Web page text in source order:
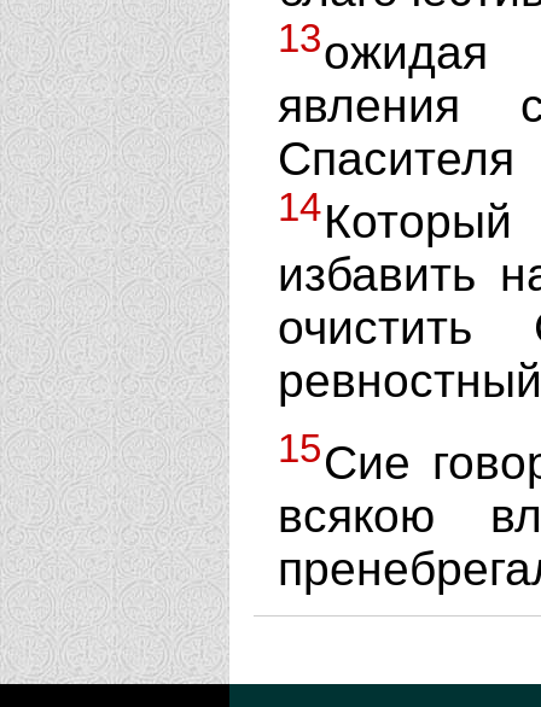
13ожидая
явления
14
избавить
15Сие
всякою